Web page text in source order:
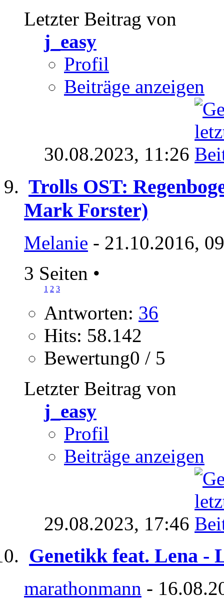
Letzter Beitrag von
j_easy
Profil
Beiträge anzeigen
30.08.2023, 11:26
Trolls OST:
Mark Forster)
Melanie - 21.10.2016,
3 Seiten •
1 2 3
Antworten: 36
Hits: 58.142
Bewertung0 / 5
Letzter Beitrag von
j_easy
Profil
Beiträge anzeigen
29.08.2023, 17:46
Genetikk feat. Lena -
marathonmann -